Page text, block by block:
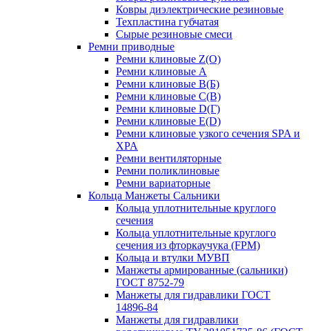
Ковры диэлектрические резиновые
Техпластина губчатая
Сырые резиновые смеси
Ремни приводные
Ремни клиновые Z(О)
Ремни клиновые A
Ремни клиновые B(Б)
Ремни клиновые C(В)
Ремни клиновые D(Г)
Ремни клиновые Е(D)
Ремни клиновые узкого сечения SPA и
XPA
Ремни вентиляторные
Ремни поликлиновые
Ремни вариаторные
Кольца Манжеты Сальники
Кольца уплотнительные круглого
сечения
Кольца уплотнительные круглого
сечения из фторкаучука (FPM)
Кольца и втулки МУВП
Манжеты армированные (сальники)
ГОСТ 8752-79
Манжеты для гидравлики ГОСТ
14896-84
Манжеты для гидравлики